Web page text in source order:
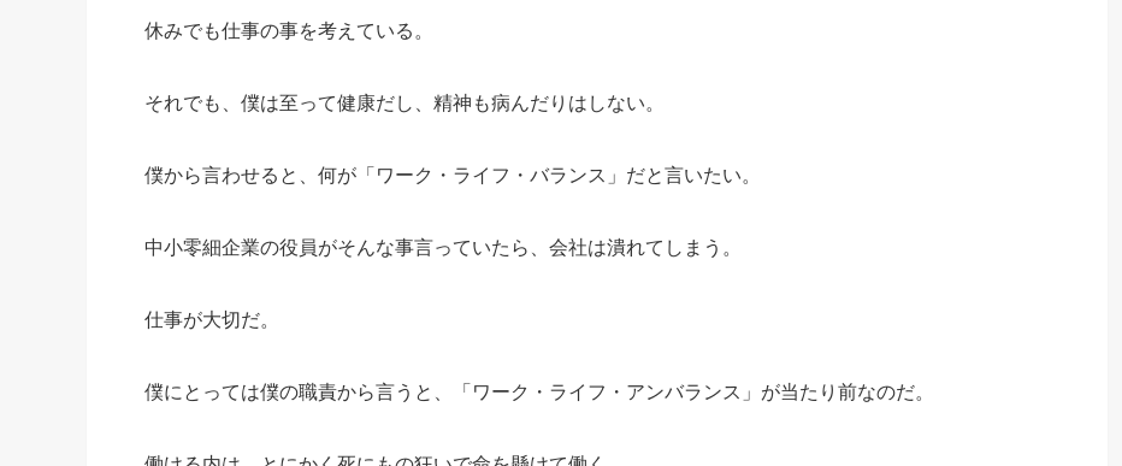
休みでも仕事の事を考えている。
それでも、僕は至って健康だし、精神も病んだりはしない。
僕から言わせると、何が「ワーク・ライフ・バランス」だと言いたい。
中小零細企業の役員がそんな事言っていたら、会社は潰れてしまう。
仕事が大切だ。
僕にとっては僕の職責から言うと、「ワーク・ライフ・アンバランス」が当たり前なのだ。